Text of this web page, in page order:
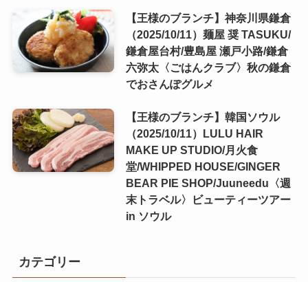
【王様のブランチ】神奈川県鎌倉
（2025/10/11）麺屋 奨 TASUKU/
鎌倉屋台村/豊島屋 瀬戸小路/鎌倉
六弥太〈ごはんクラブ〉秋の鎌倉
でおさんぽグルメ
【王様のブランチ】韓国ソウル
（2025/10/11）LULU HAIR
MAKE UP STUDIO/月火食
堂/WHIPPED HOUSE/GINGER
BEAR PIE SHOP/Juuneedu〈週
末トラベル〉ビューティーツアー
in ソウル
カテゴリー